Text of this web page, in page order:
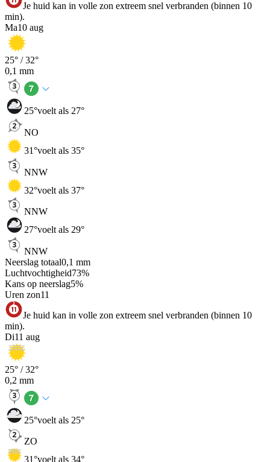
Je huid kan in volle zon extreem snel verbranden (binnen 10
min).
Ma10 aug
25° /32°
0,1 mm
25°voelt als 27°
NO
31°voelt als 35°
NNW
32°voelt als 37°
NNW
27°voelt als 29°
NNW
Neerslag totaal0,1 mm
Luchtvochtigheid73%
Kans op neerslag5%
Uren zon11
Je huid kan in volle zon extreem snel verbranden (binnen 10
min).
Di11 aug
25° /32°
0,2 mm
25°voelt als 25°
ZO
31°voelt als 34°